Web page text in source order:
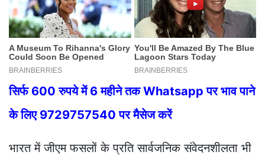
सिर्फ 600 रुपये में 6 महीने तक Whatsapp पर भाव पाने
के लिए 9729757540 पर मैसेज करें
भारत में जीएम फसलों के प्रति सार्वजनिक संवेदनशीलता भी